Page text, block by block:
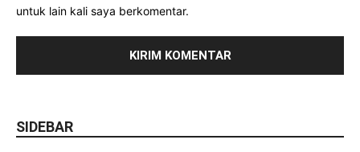
untuk lain kali saya berkomentar.
SIDEBAR